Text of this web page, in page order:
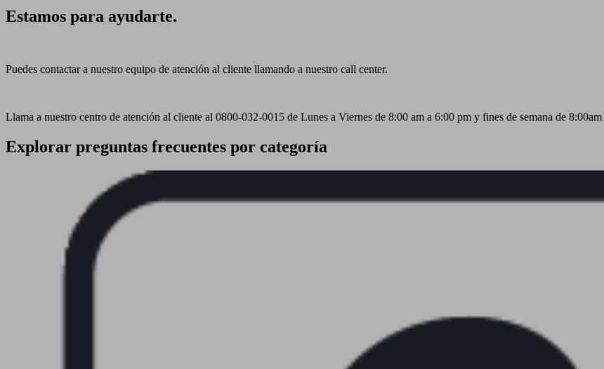
Estamos para ayudarte.
Puedes contactar a nuestro equipo de atención al cliente llamando a nuestro call center.
Llama a nuestro centro de atención al cliente al 0800-032-0015 de Lunes a Viernes de 8:00 am a 6:00 pm y fines de semana de
Explorar preguntas frecuentes por categoría